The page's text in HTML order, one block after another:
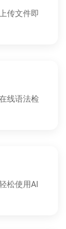
传文件即
线语法检
松使用AI